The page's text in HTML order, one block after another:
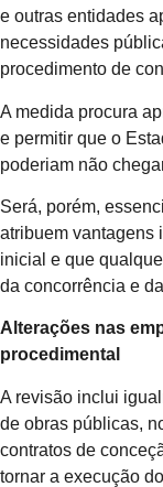
e outras entidades
necessidades
procedimento de
A medida procura
e permitir que o
poderiam não
Será, porém,
atribuem vantagens
inicial e que
da concorrência e
Alterações nas
procedimental
A revisão inclui
de obras públicas,
contratos de
tornar a execução